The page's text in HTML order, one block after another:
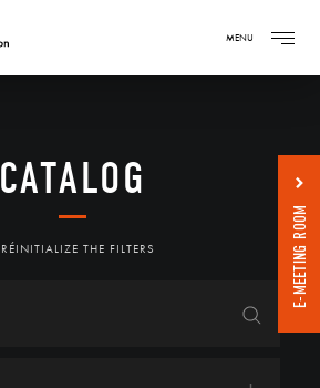
MENU
CATALOG
RÉINITIALIZE THE FILTERS E-MEETING ROOM